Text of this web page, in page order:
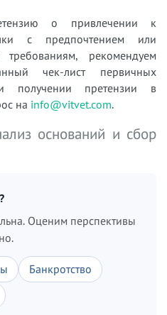
о привлечении к
с предпочтением или
рекомендуем
чек-лист первичных
получении претензии в
на info@vitvet.com.
оснований и сбор
Оценим перспективы
Банкротство